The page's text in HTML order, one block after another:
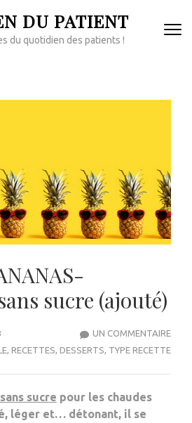
DU PATIENT
du quotidien des patients !
sucre (ajouté)
UN COMMENTAIRESUR
RECETTES DESSERTS TYPE RECETTE
sucre pour les chaudes
léger et… détonant, il se